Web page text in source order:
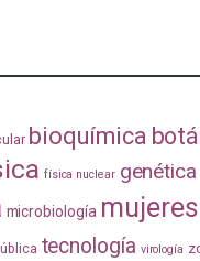
bioquímica
física nuclear genética
microbiología
tecnología virología